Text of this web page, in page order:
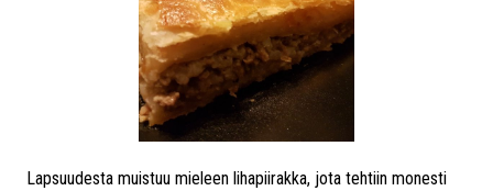
Lapsuudesta muistuu mieleen lihapiirakka, jota tehtiin monesti